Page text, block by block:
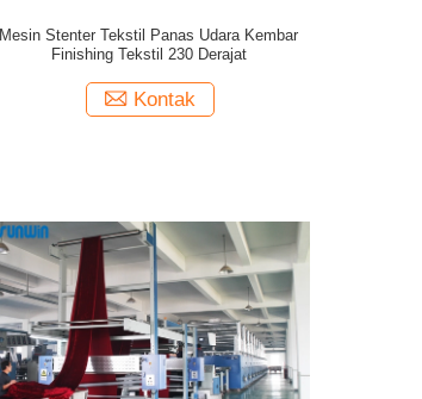
Mesin Stenter Tekstil Panas Udara Kembar
Finishing Tekstil 230 Derajat
Kontak